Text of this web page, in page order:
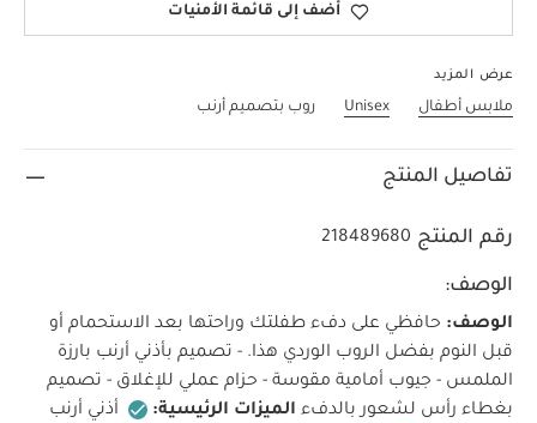
أضف إلى قائمة الأمنيات
عرض المزيد
ملابس أطفال Unisex روب بتصميم أرنب
تفاصيل المنتج
رقم المنتج 218489680
الوصف:
الوصف: حافظي على دفء طفلتك وراحتها بعد الاستحمام أو
قبل النوم بفضل الروب الوردي هذا. - تصميم بأذني أرنب بارزة
الملمس - جيوب أمامية مقوسة - حزام عملي للإغلاق - تصميم
بغطاء رأس لشعور بالدفء الميزات الرئيسية:
أذني أرنب